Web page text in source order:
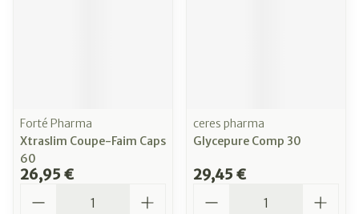
Forté Pharma
Xtraslim Coupe-Faim Caps
60
26,95 €
ceres pharma
Glycepure Comp 30
29,45 €